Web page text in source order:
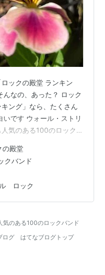
ックの殿堂 ランキン
んなの、あった？ ロック
ング」なら、たくさん
です ウォール・ストリ
気のある100のロックバ
、下がるのもとです
ですね ランキングにあ
ックの殿堂入り」の記
entry/…
の殿堂
クバンド
ル ロック
気のある100のロックバンド
ログ
はてなブログトップ